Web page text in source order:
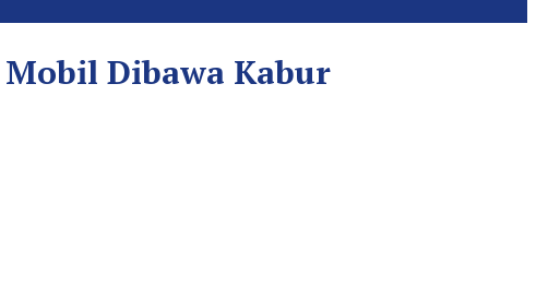
Dibawa Kabur